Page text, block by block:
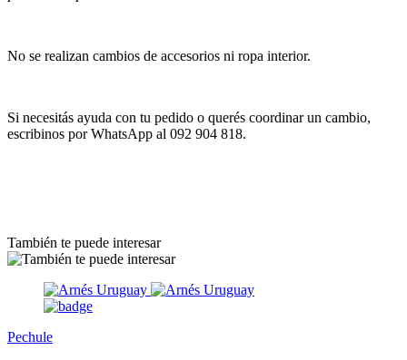
No se realizan cambios de accesorios ni ropa interior.
Si necesitás ayuda con tu pedido o querés coordinar un cambio,
escribinos por WhatsApp al 092 904 818.
También te puede interesar
Pechule